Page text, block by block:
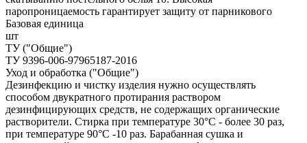
паропроницаемость гарантирует защиту от парникового
Базовая единица
шт
ТУ ("Общие")
ТУ 9396-006-97965187-2016
Уход и обработка ("Общие")
Дезинфекцию и чистку изделия нужно осуществлять
способом двукратного протирания раствором
дезинфицирующих средств, не содержащих органические
растворители. Стирка при температуре 30°С - более 30 раз,
при температуре 90°С -10 раз. Барабанная сушка и